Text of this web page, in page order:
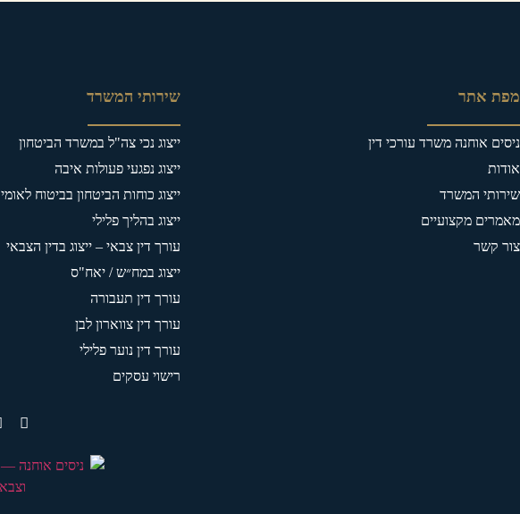
מפת אתר
ניסים אוחנה משרד עורכי דין
אודות
שירותי המשרד
מאמרים מקצועיים
צור קשר
שירותי המשרד
ייצוג נכי צה"ל במשרד הביטחון
ייצוג נפגעי פעולות איבה
ייצוג כוחות הביטחון בביטוח לאומי
ייצוג בהליך פלילי
עורך דין צבאי – ייצוג בדין הצבאי
ייצוג במח״ש / יאח"ס
עורך דין תעבורה
עורך דין צווארון לבן
עורך דין נוער פלילי
רישוי עסקים